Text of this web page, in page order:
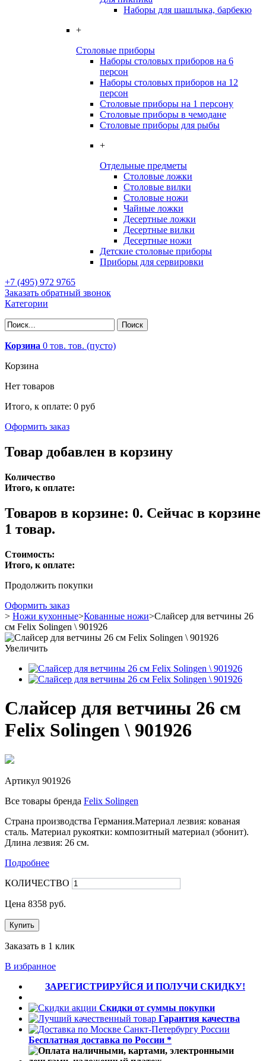
Наборы для шашлыка, барбекю
+
Столовые приборы
Наборы столовых приборов на 6
персон
Наборы столовых приборов на 12
персон
Столовые приборы на 1 персону
Столовые приборы в чемодане
Столовые приборы для рыбы
+
Отдельные предметы
Столовые ложки
Столовые вилки
Столовые ножи
Чайные ложки
Десертные ложки
Десертные вилки
Десертные ножи
Детские столовые приборы
Приборы для сервировки
+7 (495) 972 9765
Заказать обратный звонок
Категории
Корзина 0 тов. тов. (пусто)
Корзина
Нет товаров
Итого, к оплате: 0 руб
Оформить заказ
Товар добавлен в корзину
Количество
Итого, к оплате:
Товаров в корзине: 0. Сейчас в корзине
1 товар.
Стоимость:
Итого, к оплате:
Продолжить покупки
Оформить заказ
> Ножи кухонные>Кованные ножи>Слайсер для ветчины 26
см Felix Solingen \ 901926
Увеличить
Слайсер для ветчины 26 см
Felix Solingen \ 901926
Артикул 901926
Все товары бренда Felix Solingen
Страна производства Германия.Материал лезвия: кованая
сталь. Материал рукоятки: композитный материал (эбонит).
Длина лезвия: 26 см.
Подробнее
КОЛИЧЕСТВО
Цена 8358 руб.
Купить
Заказать в 1 клик
В избранное
ЗАРЕГИСТРИРУЙСЯ И ПОЛУЧИ СКИДКУ!
Скидки от суммы покупки
Гарантия качества
Бесплатная доставка по России *